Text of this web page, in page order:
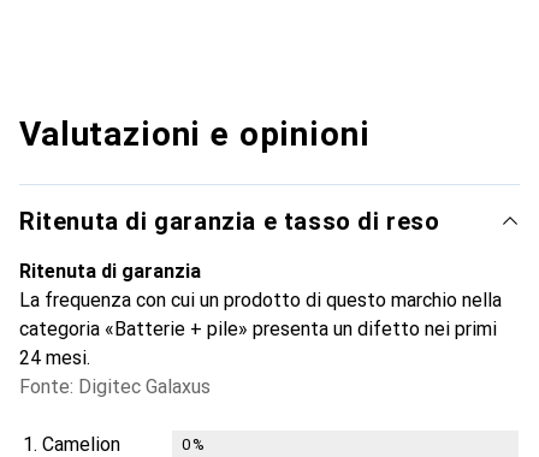
Valutazioni e opinioni
Ritenuta di garanzia e tasso di reso
Ritenuta di garanzia
La frequenza con cui un prodotto di questo marchio nella
categoria «Batterie + pile» presenta un difetto nei primi
24 mesi.
Fonte: Digitec Galaxus
1. Camelion 0%